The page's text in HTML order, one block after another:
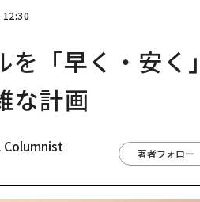
を「早く・安
な計画
Columnist 著者フォロー